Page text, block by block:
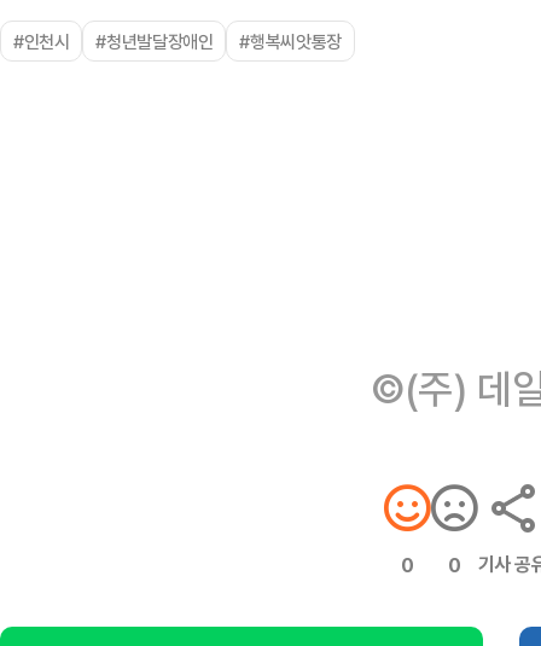
#인천시 #청년발달장애인 #행복씨앗통장
©(주) 데
0 0 기사 공